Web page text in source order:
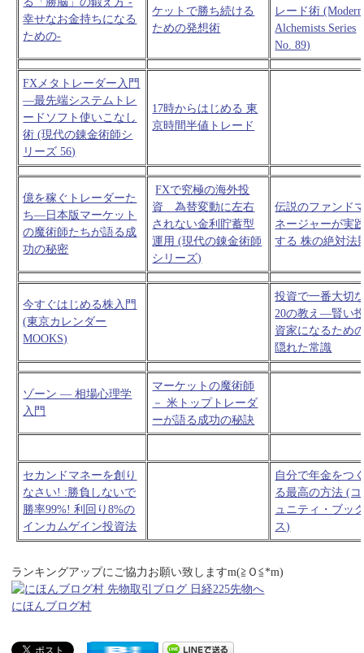
幸せなお金持ちになる
ための-
ケットで勝ち続ける
ための発想術
レード術 (Modern
Alchemists Series
No. 89)
FXメタトレーダー入門
―最先端システムトレ
ードソフト使いこなし
術 (現代の錬金術師シ
リーズ 56)
17時からはじめる 東
京時間半値トレード
億を稼ぐトレーダーた
ち―日本版マーケット
の魔術師たちが語る成
功の秘密
FXで究極の海外投
資 為替変動に左右
されない金利貯蓄型
運用 (現代の錬金術師
シリーズ)
伝説のファンド
ネージャーが実
する 株の絶対法
今すぐはじめる株入門
(東京カレンダー
MOOKS)
投資で一番大切
20の教え―賢い
資家になるため
隠れた常識
ゾーン — 相場心理学
入門
マーケットの魔術師
－ 米トップトレーダ
ーが語る成功の秘訣
セカンドマネーを創り
なさい! :勝負しないで
勝率99%! 利回り8%の
インカムゲイン投資法
自分で年金をつ
る最高の方法 (コ
ュニティ・ブッ
ス)
ランキングアップにご協力お願い致しますm(≧Ｏ≦*m)
にほんブログ村